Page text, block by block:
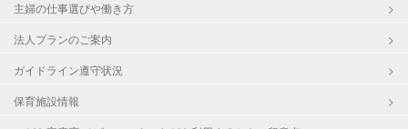
主婦の仕事選びや働き方
法人プランのご案内
ガイドライン遵守状況
保育施設情報